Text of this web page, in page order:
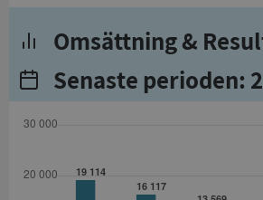
Omsättning &
Senaste perioden: